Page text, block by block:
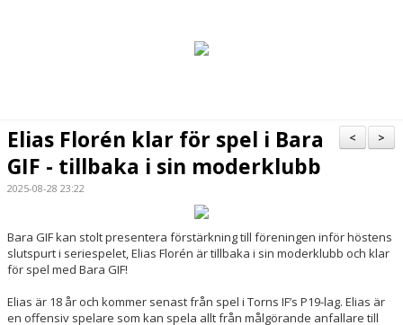
TRUPPEN
POÄNGLIGAN
BILDER
KONTAKT
>
<
Elias Florén klar för spel i Bara
GIF - tillbaka i sin moderklubb
2025-08-28 23:22
Bara GIF kan stolt presentera förstärkning till föreningen inför höstens
slutspurt i seriespelet, Elias Florén är tillbaka i sin moderklubb och klar
för spel med Bara GIF!
Elias är 18 år och kommer senast från spel i Torns IF’s P19-lag. Elias är
en offensiv spelare som kan spela allt från målgörande anfallare till